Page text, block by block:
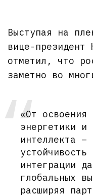
Выступая на
вице-президент
отметил, что
заметно во
«От освоения
энергетики и
интеллекта –
интеграции
глобальных
расширяя